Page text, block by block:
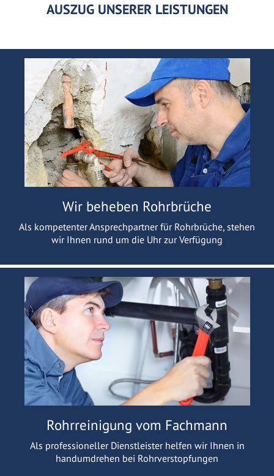
AUSZUG UNSERER LEISTUNGEN
Wir beheben Rohrbrüche
Als kompetenter Ansprechpartner für Rohrbrüche, stehen
wir Ihnen rund um die Uhr zur Verfügung
Rohrreinigung vom Fachmann
Als professioneller Dienstleister helfen wir Ihnen in
handumdrehen bei Rohrverstopfungen